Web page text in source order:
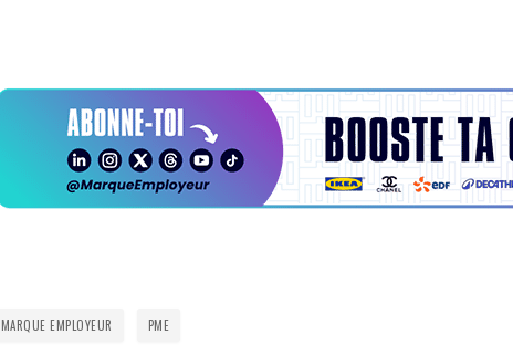
MARQUE EMPLOYEUR PME